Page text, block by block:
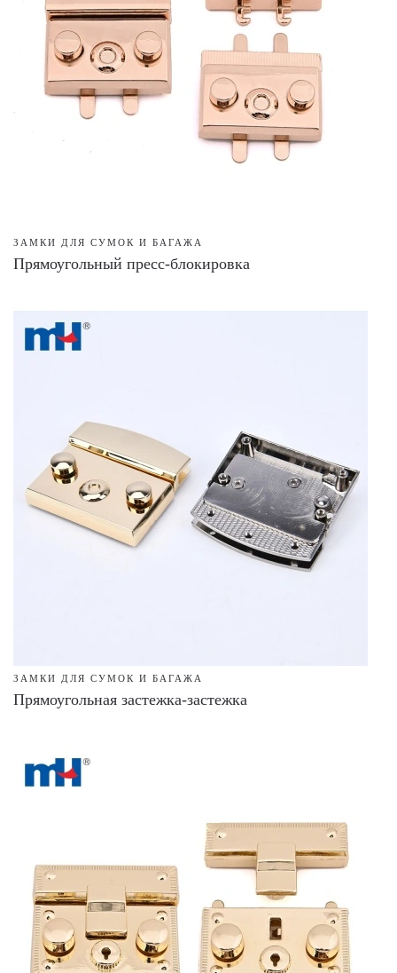
ЗАМКИ ДЛЯ СУМОК И БАГАЖА
Прямоугольный пресс-блокировка
ЗАМКИ ДЛЯ СУМОК И БАГАЖА
Прямоугольная застежка-застежка